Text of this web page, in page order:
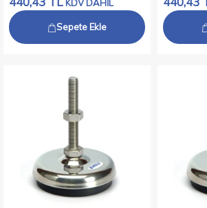
KDV DAHİL
Sepete Ekle